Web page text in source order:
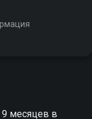
месяцев в